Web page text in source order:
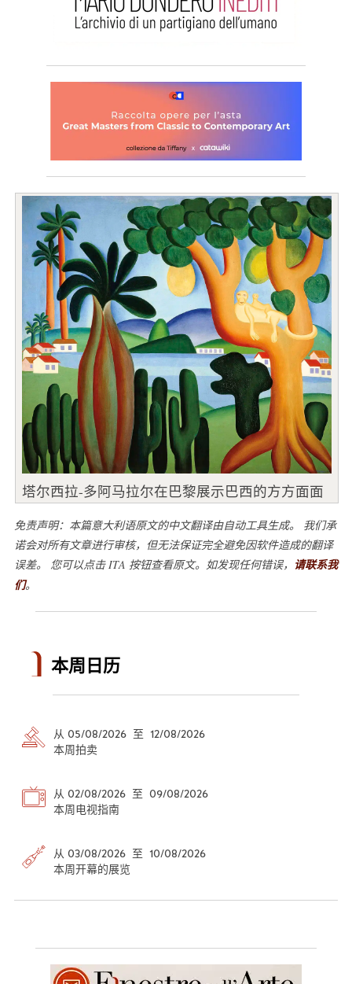
塔尔西拉-多阿马拉尔在巴黎展示巴西的方方面面
免责声明：本篇意大利语原文的中文翻译由自动工具生成。 我们承
诺会对所有文章进行审核，但无法保证完全避免因软件造成的翻译
误差。 您可以点击 ITA 按钮查看原文。如发现任何错误， 请联系我
们。
本周日历
从 05/08/2026 至 12/08/2026
本周拍卖
从 02/08/2026 至 09/08/2026
本周电视指南
从 03/08/2026 至 10/08/2026
本周开幕的展览